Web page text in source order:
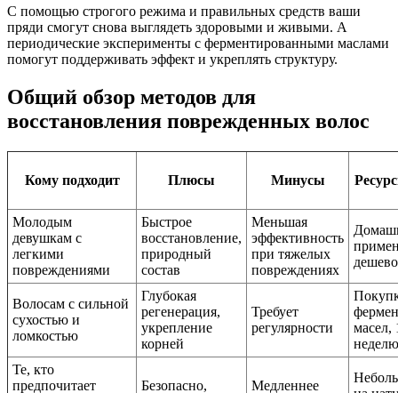
С помощью строгого режима и правильных средств ваши
пряди смогут снова выглядеть здоровыми и живыми. А
периодические эксперименты с ферментированными маслами
помогут поддерживать эффект и укреплять структуру.
Общий обзор методов для
восстановления поврежденных волос
Кому подходит Плюсы Минусы
Молодым
девушкам с
легкими
повреждениями
Быстрое
восстановление,
природный
состав
Меньшая
эффективность
при тяжелых
повреждениях
дешево
Волосам с сильной
сухостью и
ломкостью
Глубокая
регенерация,
укрепление
корней
Требует
регулярности
масел,
неделю
Те, кто
предпочитает
Безопасно,
Медленнее